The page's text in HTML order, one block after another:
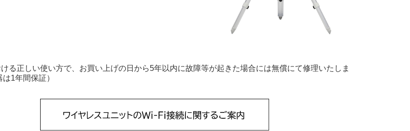
る正しい使い方で、お買い上げの日から5年以内に故障等が起きた場合には無償にて修理いたしま
1年間保証）